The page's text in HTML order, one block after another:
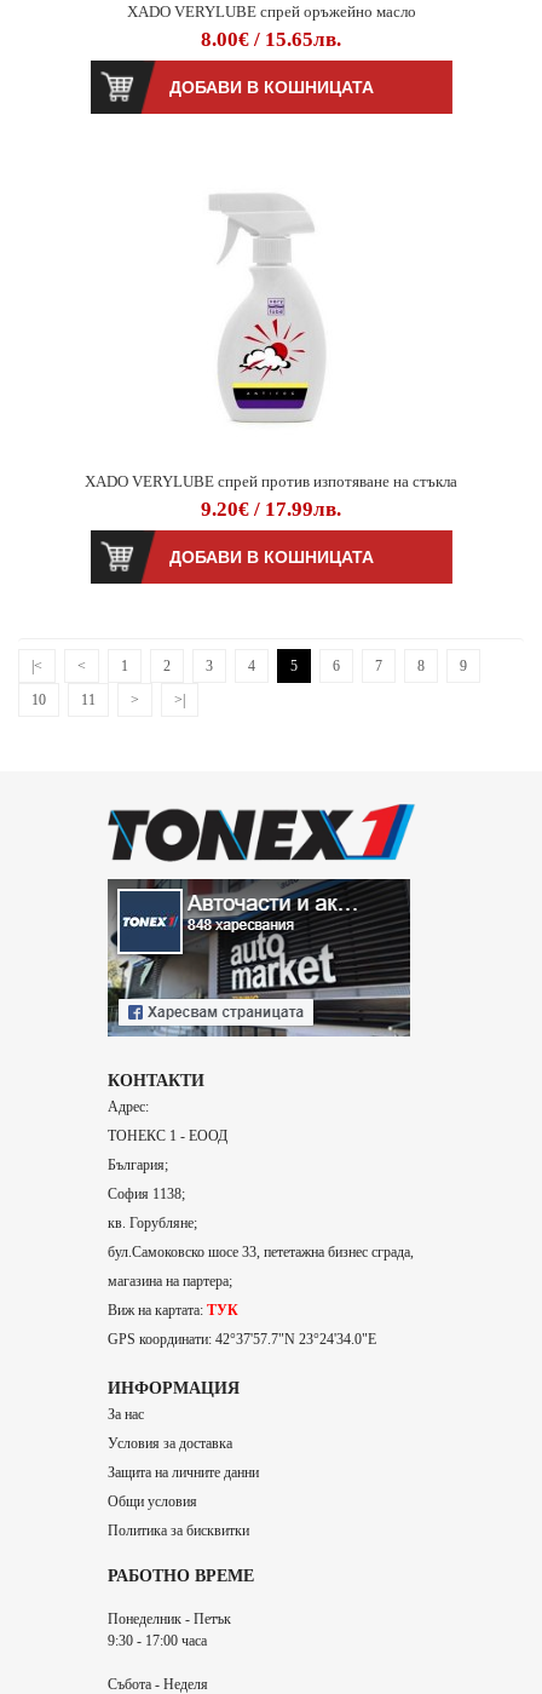
XADO VERYLUBE спрей оръжейно масло
8.00€ / 15.65лв.
XADO VERYLUBE спрей против изпотяване на стъкла
9.20€ / 17.99лв.
|< < 1 2 3 4 5 6 7 8
9
10
11 > >|
КОНТАКТИ
Адрес:
ТОНЕКС 1 - ЕООД
България;
София 1138;
кв. Горубляне;
бул.Самоковско шосе 33, пететажна бизнес сграда,
магазина на партера;
Виж на картата: ТУК
GPS координати: 42°37'57.7"N 23°24'34.0"E
ИНФОРМАЦИЯ
За нас
Условия за доставка
Защита на личните данни
Общи условия
Политика за бисквитки
РАБОТНО ВРЕМЕ
Понеделник - Петък
9:30 - 17:00 часа
Събота - Неделя